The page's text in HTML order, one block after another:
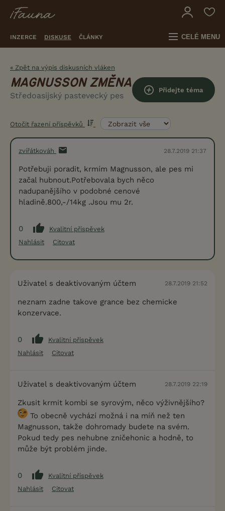
INZERCE DISKUSE ČLÁNKY CELÉ MENU
« Zpět na výpis diskusních vláken
MAGNUSSON ZMĚNA
Středoasijský pastevecký pes
Přidejte téma
Otočit řazení příspěvků
zvířátkováh 28.7.2019 21:37
Potřebuji poradit, krmím Magnusson, ale pes mi
začal hubnout.Potřebovala bych něco
nadupanějšího v podobné cenové
hladině.800,-/14kg .Jsou mu 2r.
0
Kvalitní příspěvek
Nahlásit
Citovat
Uživatel s deaktivovaným účtem 28.7.2019 21:52
neznam zadne takove grance bez chemicke
konzervace.
0
Kvalitní příspěvek
Nahlásit
Citovat
Uživatel s deaktivovaným účtem 28.7.2019 22:19
Zkusit krmit kombi se syrovým, něco výživnějšího?
To obecně vychází možná i na míň než ten
Magnusson, takže dohromady budete na svém.
Pokud tedy pes nehubne zničehonic a hodně, to
může být problém jinde.
0
Kvalitní příspěvek
Nahlásit
Citovat